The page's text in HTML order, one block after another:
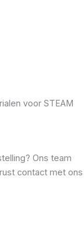
voor STEAM
Ons team
contact met ons